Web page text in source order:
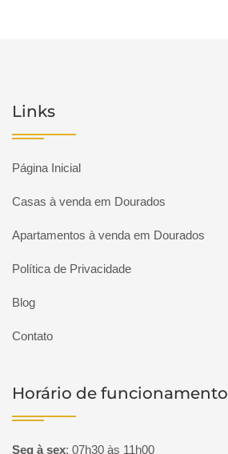
Links
Página Inicial
Casas à venda em Dourados
Apartamentos à venda em Dourados
Política de Privacidade
Blog
Contato
Horário de funcionamento
Seg à sex: 07h30 às 11h00